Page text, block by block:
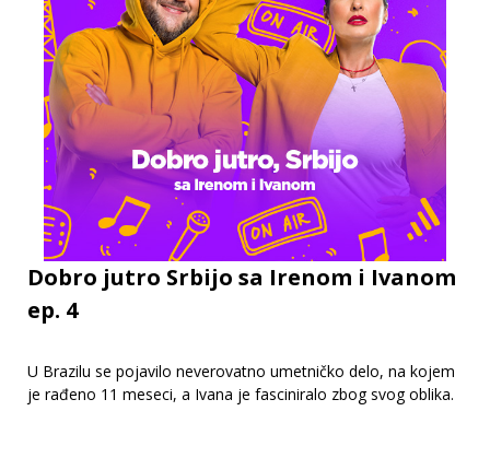
Dobro jutro Srbijo sa Irenom i Ivanom
ep. 4
U Brazilu se pojavilo neverovatno umetničko delo, na kojem
je rađeno 11 meseci, a Ivana je fasciniralo zbog svog oblika.